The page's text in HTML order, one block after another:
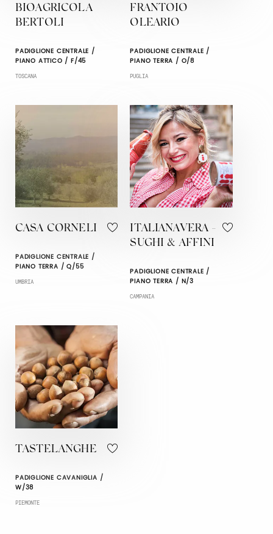
BIOAGRICOLA
BERTOLI
PADIGLIONE CENTRALE /
PIANO ATTICO / F/45
TOSCANA
FRANTOIO
OLEARIO
PADIGLIONE CENTRALE /
PIANO TERRA / O/8
PUGLIA
CASA CORNELI
PADIGLIONE CENTRALE /
PIANO TERRA / Q/55
UMBRIA
ITALIANAVERA -
SUGHI & AFFINI
PADIGLIONE CENTRALE /
PIANO TERRA / N/3
CAMPANIA
TASTELANGHE
PADIGLIONE CAVANIGLIA /
W/38
PIEMONTE